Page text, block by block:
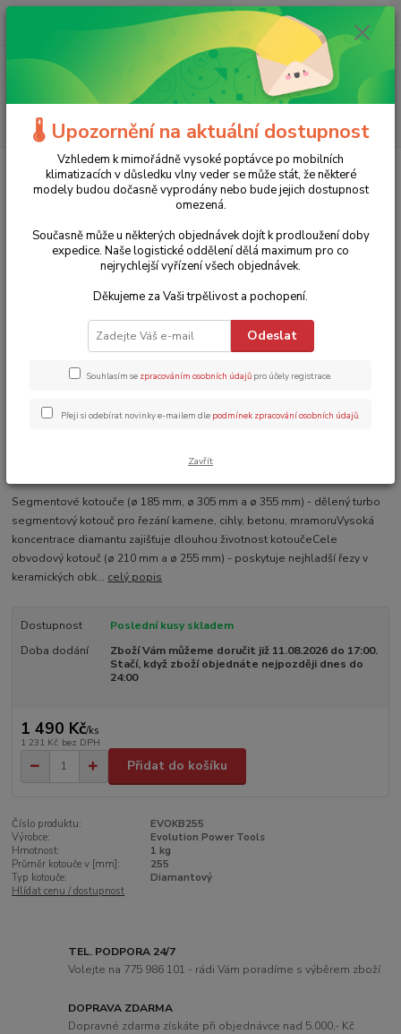
(Po-Ne, 8-20 hod.)
ks
0 Kč
Příslušenství Příslušenství pro pily
Diamantový kotouč
EVOLUTION (cihla, beton, kámen, obklady...) - 255
Diamantový kotouč EVOLUTION
(cihla, beton, kámen, obklady...) -
1 790 Kč
Segmentové kotouče (ø 185 mm, ø 305 mm a ø 355 mm) - dělený turbo
segmentový kotouč pro řezání kamene, cihly, betonu, mramoruVysoká
koncentrace diamantu zajišťuje dlouhou životnost kotoučeCele
obvodový kotouč (ø 210 mm a ø 255 mm) - poskytuje nejhladší řezy v
keramických obk... celý popis
Dostupnost
Poslední kusy skladem
Doba dodání
Zboží Vám můžeme doručit již 11.08.2026 do 17:00.
Stačí, když zboží objednáte nejpozději dnes do
24:00
1 490 Kč/ks
1 231 Kč bez DPH
Přidat do košíku
Číslo produktu:
EVOKB255
Výrobce:
Evolution Power Tools
Hmotnost:
1 kg
Průměr kotouče v [mm]:
255
Typ kotouče:
Diamantový
Hlídat cenu / dostupnost
TEL. PODPORA 24/7
Volejte na 775 986 101 - rádi Vám poradíme s výběrem zboží
DOPRAVA ZDARMA
Dopravné zdarma získáte při objednávce nad 5.000,- Kč
🌡️ Upozornění na aktuální dostupnost
Vzhledem k mimořádně vysoké poptávce po mobilních
klimatizacích v důsledku vlny veder se může stát, že některé
modely budou dočasně vyprodány nebo bude jejich dostupnost
omezená.
Současně může u některých objednávek dojít k prodloužení doby
expedice. Naše logistické oddělení dělá maximum pro co
nejrychlejší vyřízení všech objednávek.
Děkujeme za Vaši trpělivost a pochopení.
Odeslat
Souhlasím se zpracováním osobních údajů pro účely registrace.
Přeji si odebírat novinky e-mailem dle podmínek zpracování osobních údajů
Zavřít